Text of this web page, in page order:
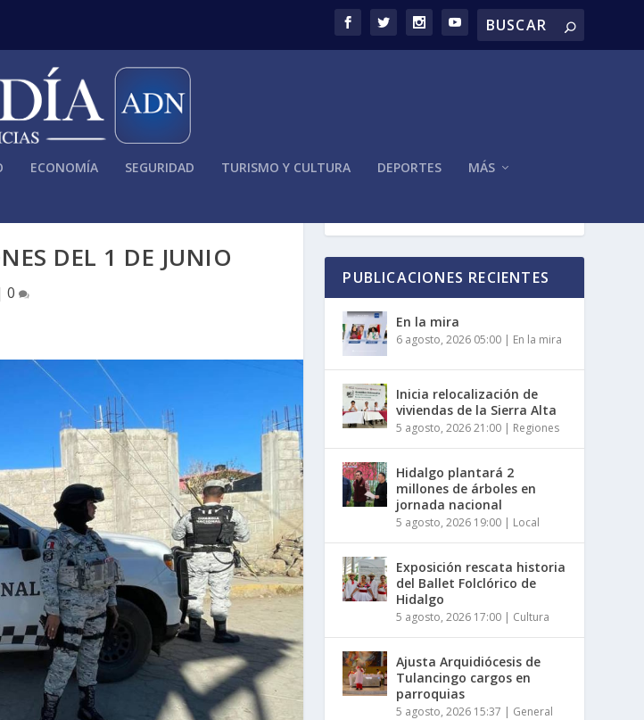
ECONOMÍA SEGURIDAD TURISMO Y CULTURA DEPORTES MÁS
DEL 1 DE JUNIO
0
PUBLICACIONES RECIENTES
En la mira
6 agosto, 2026 05:00 | En la mira
Inicia relocalización de
viviendas de la Sierra Alta
5 agosto, 2026 21:00 | Regiones
Hidalgo plantará 2
millones de árboles en
jornada nacional
5 agosto, 2026 19:00 | Local
Exposición rescata historia
del Ballet Folclórico de
Hidalgo
5 agosto, 2026 17:00 | Cultura
Ajusta Arquidiócesis de
Tulancingo cargos en
parroquias
5 agosto, 2026 15:37 | General